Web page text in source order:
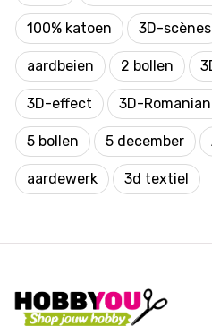
100% katoen 3D-scènes
aardbeien 2 bollen
3D-effect 3D-
5 bollen 5 december
aardewerk 3d textiel